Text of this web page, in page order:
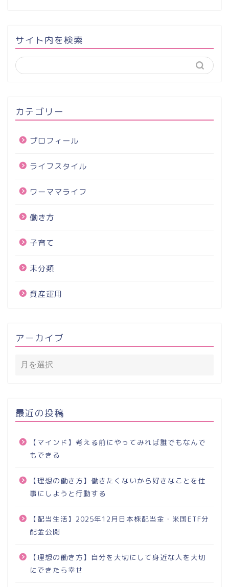
サイト内を検索
カテゴリー
プロフィール
ライフスタイル
ワーママライフ
働き方
子育て
未分類
資産運用
アーカイブ
最近の投稿
【マインド】考える前にやってみれば誰でもなんで
もできる
【理想の働き方】働きたくないから好きなことを仕
事にしようと行動する
【配当生活】2025年12月日本株配当金・米国ETF分
配金公開
【理想の働き方】自分を大切にして身近な人を大切
にできたら幸せ